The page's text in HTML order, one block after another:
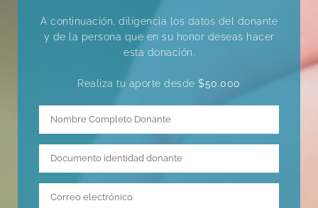
A continuación, diligencia los datos del donante
y de la persona que en su honor deseas hacer
esta donación.
Realiza tu aporte desde$50.000